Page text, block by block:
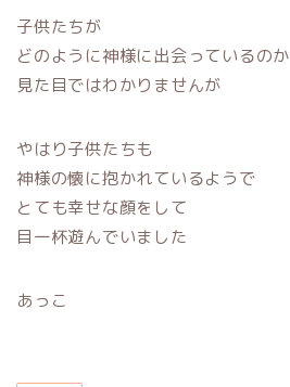
子供たちが
どのように神様に出会っているのか
見た目ではわかりませんが
やはり子供たちも
神様の懐に抱かれているようで
とても幸せな顔をして
目一杯遊んでいました
あっこ